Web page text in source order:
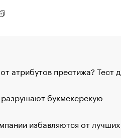
атрибутов престижа? Тест
букмекерскую
избавляются от лучших